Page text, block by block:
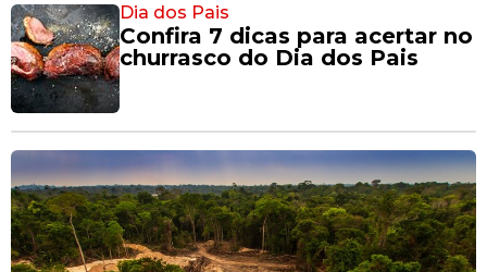
Dia dos Pais
Confira 7 dicas para acertar no
churrasco do Dia dos Pais